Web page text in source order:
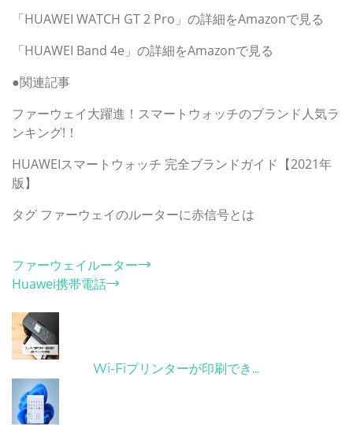
「HUAWEI WATCH GT 2 Pro」の詳細をAmazonで見る
「HUAWEI Band 4e」の詳細をAmazonで見る
●関連記事
ファーウェイ大躍進！スマートウォッチのブランド人気ラ
ンキング!！
HUAWEIスマートウォッチ 完全ブランドガイド【2021年
版】
タグ ファーウェイのルーターに赤信号とは
ファーウェイルーター
Huawei携帯電話
Wi-Fiプリンターが印刷でき...